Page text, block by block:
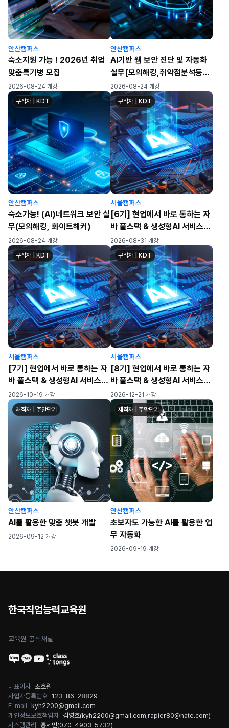
안산캠퍼스
숙소지원 가능 ! 2026년 취업
맞춤특기병 모집
2026-08-24 개강
안산캠퍼스
AI기반 웹 보안 진단 및 자동화
실무[모의해킹,취약점분석등]
취업캠프
2026-08-24 개강
구직자 | KDT
안산캠퍼스
숙소가능! (AI)네트워크 보안 실
무(모의해킹, 화이트해커)
2026-08-24 개강
구직자 | KDT
서울캠퍼스
[6기] 현업에서 바로 통하는 자
바 풀스택 & 생성형AI 서비스개
발 기업 프로젝트 완성
2026-08-31 개강
구직자 | KDT
서울캠퍼스
[7기] 현업에서 바로 통하는 자
바 풀스택 & 생성형AI 서비스개
발 기업 프로젝트 완성
2026-10-19 개강
구직자 | KDT
서울캠퍼스
[8기] 현업에서 바로 통하는 자
바 풀스택 & 생성형AI 서비스개
발 기업 프로젝트 완성
2026-12-21 개강
재직자 | 주말단기
안산캠퍼스
AI를 활용한 맞춤 챗봇 개발
2026-09-12 개강
재직자 | 주말단기
안산캠퍼스
초보자도 가능한 AI를 활용한 업
무 자동화
2026-09-19 개강
한국직업능력교육원
교육원 공식채널
대표이사 조호원
사업자등록번호 123-86-28829
E-mail kyh2200@gmail.com
개인정보보호책임자 김영호(kyh2200@gmail.com rapier80@nate.com)
시스템관리
홍세민(070-4903-5732)